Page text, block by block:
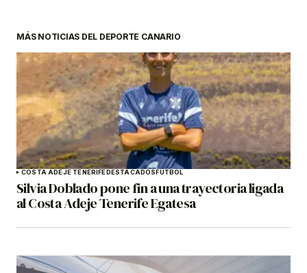
MÁS NOTICIAS DEL DEPORTE CANARIO
COSTA ADEJE TENERIFE DESTACADOS FÚTBOL
Silvia Doblado pone fin a una trayectoria ligada
al Costa Adeje Tenerife Egatesa